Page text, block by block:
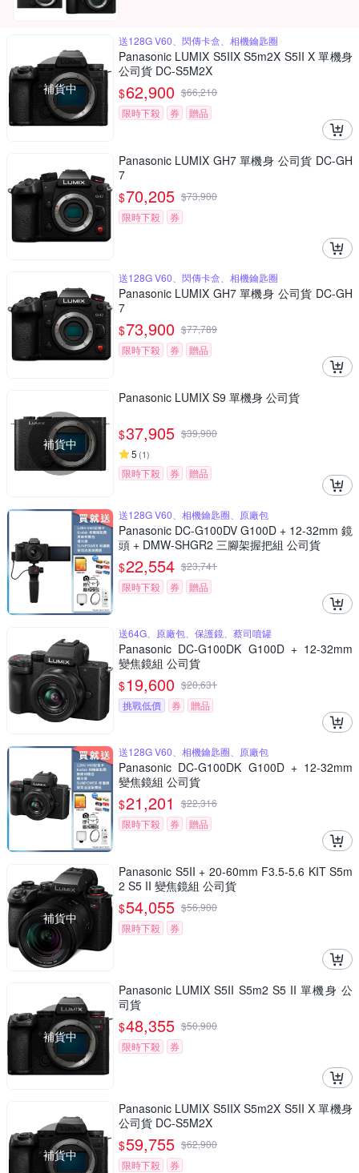
補貨中
送128G V60、閃傳卡盒、相機鑰匙圈
Panasonic LUMIX S5IIX S5m2X S5II X 單機身
公司貨 DC-S5M2X
$62,900 $66,210
限時下殺
券 贈品
Panasonic LUMIX GH7 單機身 公司貨 DC-GH
7
$70,205 $73,900
限時下殺
券
送128G V60、閃傳卡盒、相機鑰匙圈
Panasonic LUMIX GH7 單機身 公司貨 DC-GH
7
$73,900 $77,789
限時下殺
券 贈品
補貨中
Panasonic LUMIX S9 單機身 公司貨
$37,905 $39,900
5 (1)
限時下殺 券 贈品
送128G V60、相機鑰匙圈、原廠包
Panasonic DC-G100DV G100D + 12-32mm 鏡
頭 + DMW-SHGR2 三腳架握把組 公司貨
$22,554 $23,741
限時下殺
券 贈品
送64G、原廠包、保護鏡、蔡司噴罐
Panasonic DC-G100DK G100D + 12-32mm
變焦鏡組 公司貨
$19,600 $20,631
挑戰低價
券 贈品
送128G V60、相機鑰匙圈、原廠包
Panasonic DC-G100DK G100D + 12-32mm
變焦鏡組 公司貨
$21,201 $22,316
限時下殺
券 贈品
補貨中
Panasonic S5II + 20-60mm F3.5-5.6 KIT S5m
2 S5 II 變焦鏡組 公司貨
$54,055 $56,900
限時下殺
券
補貨中
Panasonic LUMIX S5II S5m2 S5 II 單機身 公
司貨
$48,355 $50,900
限時下殺
券
補貨中
Panasonic LUMIX S5IIX S5m2X S5II X 單機身
公司貨 DC-S5M2X
$59,755 $62,900
限時下殺
券